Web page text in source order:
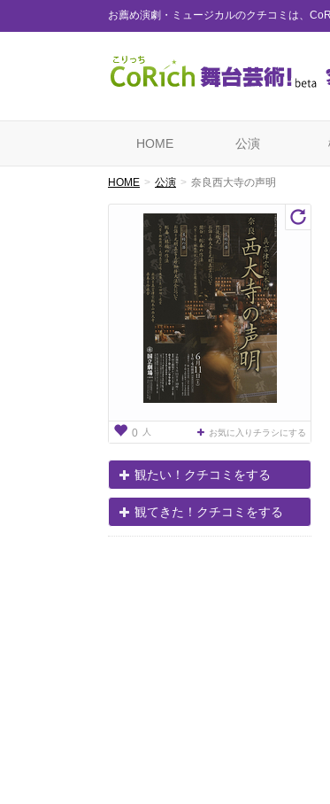
お薦め演劇・ミュージカルのクチコミは、
HOME 公演
HOME 公演 奈良西大寺の声明
0 人 お気に入りチラシにする
観たい！クチコミをする
観てきた！クチコミをする